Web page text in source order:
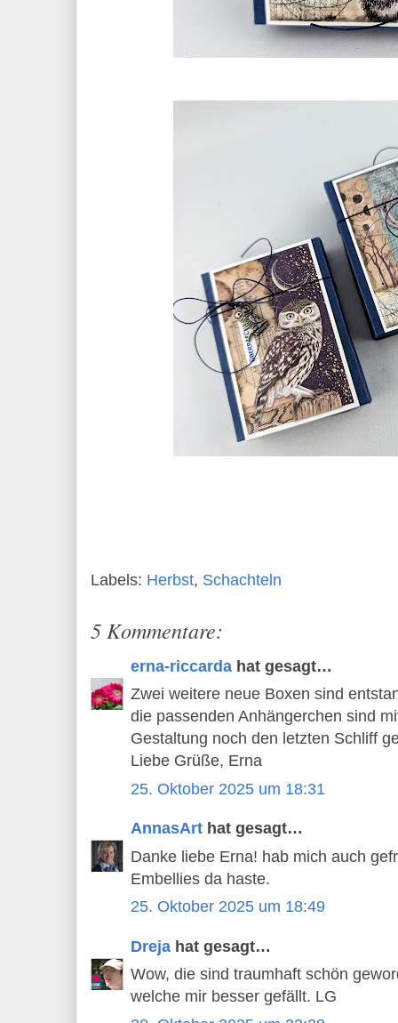
Labels: Herbst, Schachteln
5 Kommentare:
erna-riccarda hat gesagt…
Zwei weitere neue Boxen sind
die passenden Anhängerchen sind
Gestaltung noch den letzten Schliff
Liebe Grüße, Erna
25. Oktober 2025 um 18:31
AnnasArt hat gesagt…
Danke liebe Erna! hab mich auch
Embellies da haste.
25. Oktober 2025 um 18:49
Dreja hat gesagt…
Wow, die sind traumhaft schön
welche mir besser gefällt. LG